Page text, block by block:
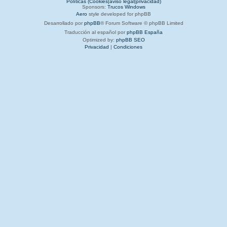
Sponsors: Trucos Windows
Aero style developed for phpBB
Desarrollado por phpBB® Forum Software © phpBB Limited
Traducción al español por phpBB España
Optimized by: phpBB SEO
Privacidad | Condiciones